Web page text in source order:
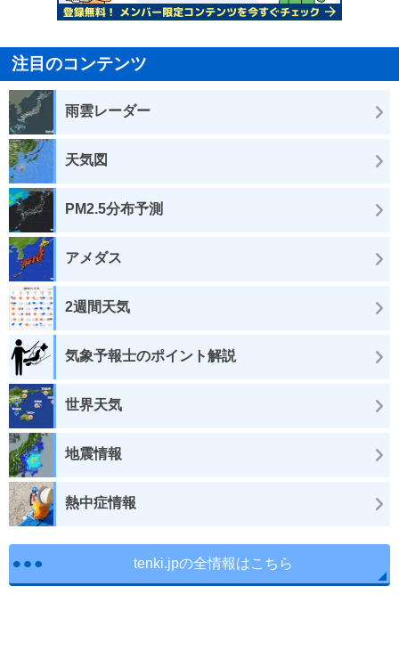
注目のコンテンツ
雨雲レーダー
天気図
PM2.5分布予測
アメダス
2週間天気
気象予報士のポイント解説
世界天気
地震情報
熱中症情報
tenki.jpの全情報はこちら